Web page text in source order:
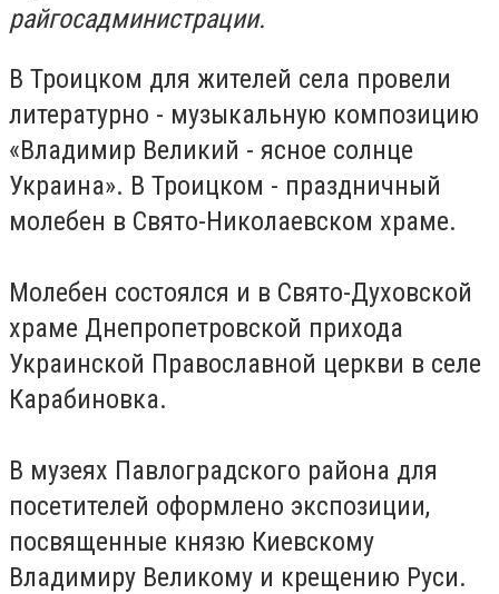
райгосадминистрации.
В Троицком для жителей села провели
литературно - музыкальную композицию
«Владимир Великий - ясное солнце
Украина». В Троицком - праздничный
молебен в Свято-Николаевском храме.
Молебен состоялся и в Свято-Духовской
храме Днепропетровской прихода
Украинской Православной церкви в селе
Карабиновка.
В музеях Павлоградского района для
посетителей оформлено экспозиции,
посвященные князю Киевскому
Владимиру Великому и крещению Руси.